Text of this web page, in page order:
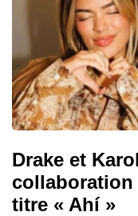
Drake et
collaboration
titre « Ahí »